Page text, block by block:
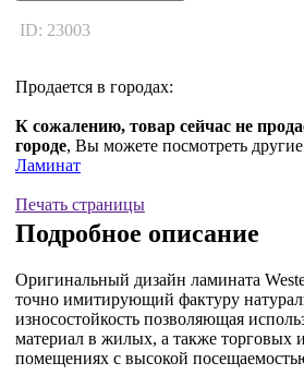
ID: 23003
Продается в городах:
К сожалению, товар сейчас не
городе, Вы можете посмотреть
Ламинат
Печать страницы
Подробное описание
Оригинальный дизайн ламината
точно имитирующий фактуру
износостойкость позволяющая
материал в жилых, а также торговых
помещениях с высокой